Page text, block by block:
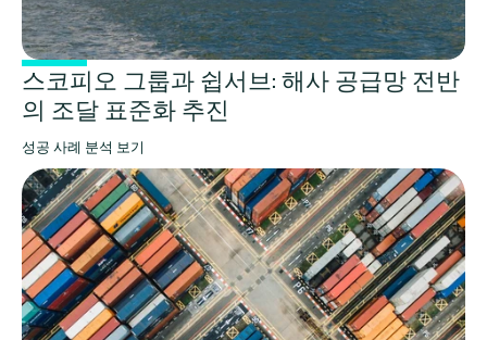
스코피오 그룹과 쉽서브: 해사 공급망 전반
의 조달 표준화 추진
성공 사례 분석 보기